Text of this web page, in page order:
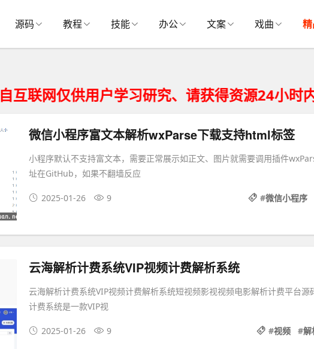
源码 教程 技能 办公 文案 戏曲
仅供用户学习研究、请获得资源24小时内从您
微信小程序富文本解析wxParse下载支持html标签
小程序默认不支持富文本，需要正常展示如正文、图片就需要调用插件
址在GitHub，如果不翻墙反应
2025-01-26 9 #微信小程序
云海解析计费系统VIP视频计费解析系统
云海解析计费系统VIP视频计费解析系统短视频影视视频电影解析计费平台源
计费系统是一款VIP视
2025-01-26 9 #视频 #解